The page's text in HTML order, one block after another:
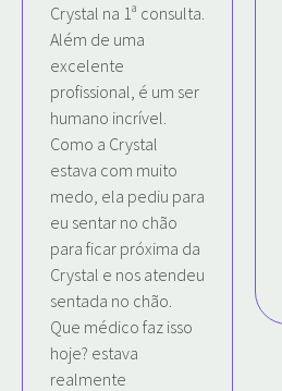
Crystal na 1ª consulta.
Além de uma
excelente
profissional, é um ser
humano incrível.
Como a Crystal
estava com muito
medo, ela pediu para
eu sentar no chão
para ficar próxima da
Crystal e nos atendeu
sentada no chão.
Que médico faz isso
hoje? estava
realmente